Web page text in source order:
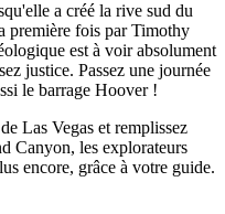
a créé la rive sud du
première fois par Timothy
est à voir absolument
justice. Passez une journée
le barrage Hoover !
Las Vegas et remplissez
Canyon, les explorateurs
encore, grâce à votre guide.